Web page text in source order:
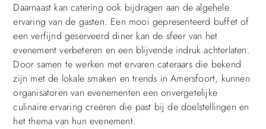
Daarnaast kan catering ook bijdragen aan de algehele
ervaring van de gasten. Een mooi gepresenteerd buffet of
een verfijnd geserveerd diner kan de sfeer van het
evenement verbeteren en een blijvende indruk achterlaten.
Door samen te werken met ervaren cateraars die bekend
zijn met de lokale smaken en trends in Amersfoort, kunnen
organisatoren van evenementen een onvergetelijke
culinaire ervaring creëren die past bij de doelstellingen en
het thema van hun evenement.